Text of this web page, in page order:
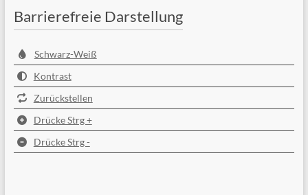
Barrierefreie Darstellung
Schwarz-Weiß
Kontrast
Zurückstellen
Drücke Strg +
Drücke Strg -